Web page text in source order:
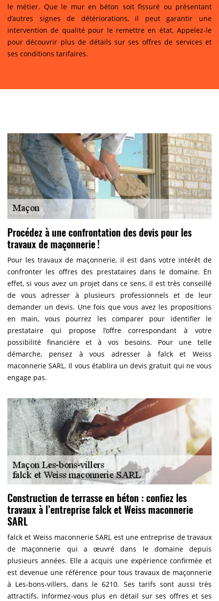
le métier. Que le mur en béton soit fissuré ou présentant
d’autres signes de détériorations, il peut garantir une
intervention de qualité pour le remettre en état. Appelez-le
pour découvrir plus de détails sur ses offres de services et
ses conditions tarifaires.
Procédez à une confrontation des devis pour les
travaux de maçonnerie !
Pour les travaux de maçonnerie, il est dans votre intérêt de
confronter les offres des prestataires dans le domaine. En
effet, si vous avez un projet dans ce sens, il est très conseillé
de vous adresser à plusieurs professionnels et de leur
demander un devis. Une fois que vous avez les propositions
en main, vous pourrez les comparer pour identifier le
prestataire qui propose l’offre correspondant à votre
possibilité financière et à vos besoins. Pour une telle
démarche, pensez à vous adresser à falck et Weiss
maconnerie SARL. Il vous établira un devis gratuit qui ne vous
engage pas.
Construction de terrasse en béton : confiez les
travaux à l’entreprise falck et Weiss maconnerie
SARL
falck et Weiss maconnerie SARL est une entreprise de travaux
de maçonnerie qui a œuvré dans le domaine depuis
plusieurs années. Elle a acquis une expérience confirmée et
est devenue une référence pour tous travaux de maçonnerie
à Les-bons-villers, dans le 6210. Ses tarifs sont aussi très
attractifs. Informez-vous plus en détail sur ses offres et ses